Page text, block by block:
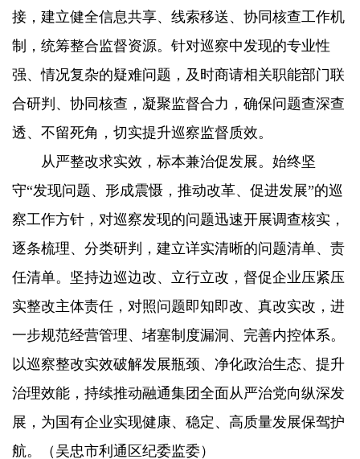
接，建立健全信息共享、线索移送、协同核查工作机
制，统筹整合监督资源。针对巡察中发现的专业性
强、情况复杂的疑难问题，及时商请相关职能部门联
合研判、协同核查，凝聚监督合力，确保问题查深查
透、不留死角，切实提升巡察监督质效。
从严整改求实效，标本兼治促发展。始终坚
守“发现问题、形成震慑，推动改革、促进发展”的巡
察工作方针，对巡察发现的问题迅速开展调查核实，
逐条梳理、分类研判，建立详实清晰的问题清单、责
任清单。坚持边巡边改、立行立改，督促企业压紧压
实整改主体责任，对照问题即知即改、真改实改，进
一步规范经营管理、堵塞制度漏洞、完善内控体系。
以巡察整改实效破解发展瓶颈、净化政治生态、提升
治理效能，持续推动融通集团全面从严治党向纵深发
展，为国有企业实现健康、稳定、高质量发展保驾护
航。（吴忠市利通区纪委监委）